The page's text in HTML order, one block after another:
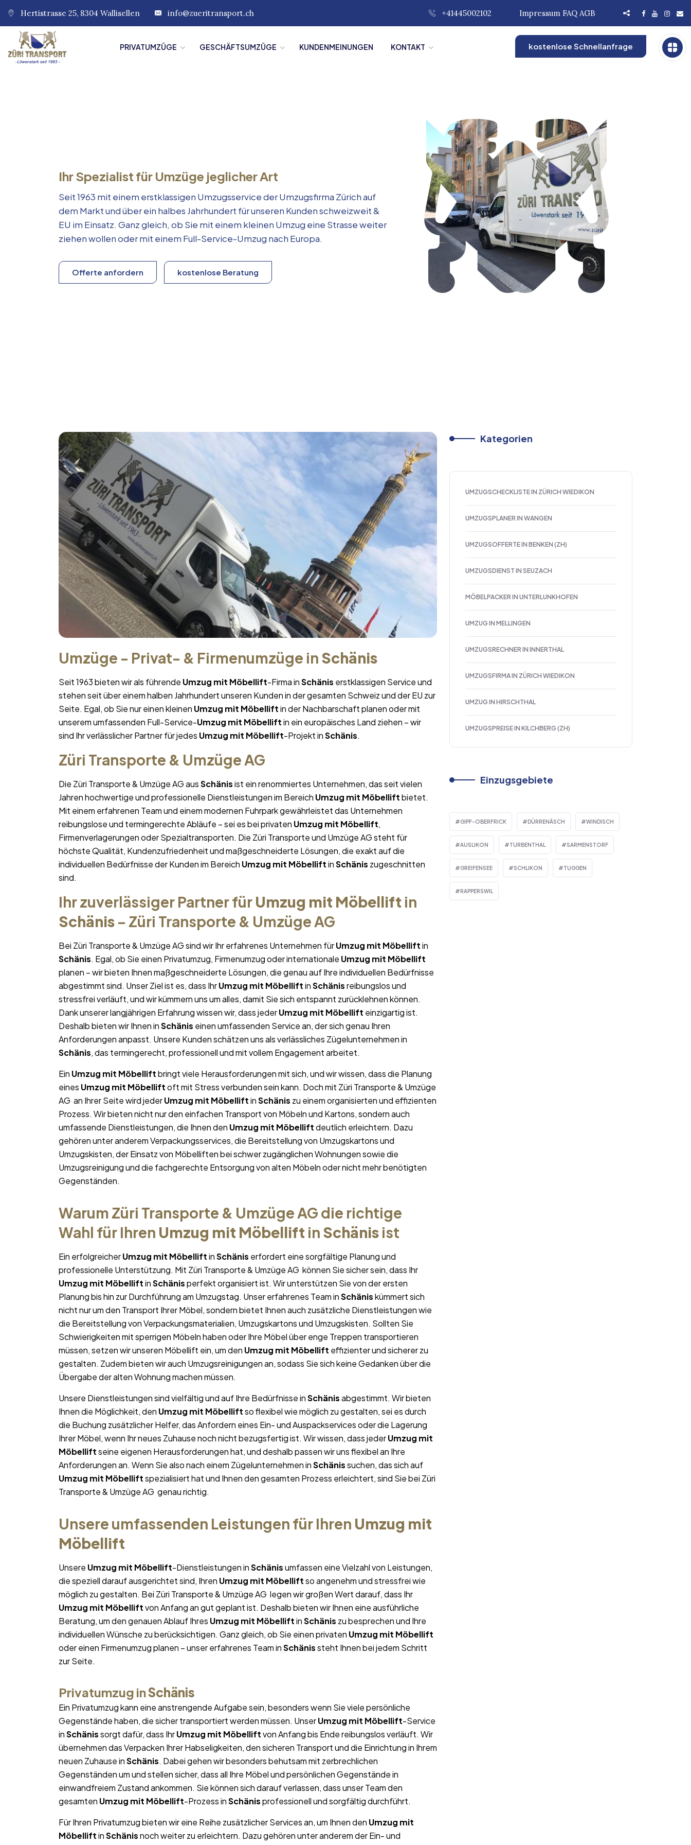
Hertistrasse 25, 8304 Wallisellen info@zueritransport.ch +41445002102 Impressum FAQ AGB
PRIVATUMZÜGE GESCHÄFTSUMZÜGE KUNDENMEINUNGEN KONTAKT kostenlose Schnellanfrage
Ihr Spezialist für Umzüge jeglicher Art
Seit 1963 mit einem erstklassigen Umzugsservice der Umzugsfirma Zürich auf
dem Markt und über ein halbes Jahrhundert für unseren Kunden schweizweit &
EU im Einsatz. Ganz gleich, ob Sie mit einem kleinen Umzug eine Strasse weiter
ziehen wollen oder mit einem Full-Service-Umzug nach Europa.
Offerte anfordern kostenlose Beratung
Umzüge - Privat- & Firmenumzüge in Schänis
Seit 1963 bieten wir als führende Umzug mit Möbellift-Firma inSchänis erstklassigen Service und
stehen seit über einem halben Jahrhundert unseren Kunden in der gesamten Schweiz und der EU zur
Seite. Egal, ob Sie nur einen kleinen Umzug mit Möbelliftin der Nachbarschaft planen oder mit
unserem umfassenden Full-Service-Umzug mit Möbelliftin ein europäisches Land ziehen – wir
sind Ihr verlässlicher Partner für jedes Umzug mit Möbellift-Projekt inSchänis.
Züri Transporte & Umzüge AG
Die Züri Transporte & Umzüge AG ausSchänisist ein renommiertes Unternehmen, das seit vielen
Jahren hochwertige und professionelle Dienstleistungen im Bereich Umzug mit Möbelliftbietet.
Mit einem erfahrenen Team und einem modernen Fuhrpark gewährleistet das Unternehmen
reibungslose und termingerechte Abläufe – sei es bei privaten Umzug mit Möbellift,
Firmenverlagerungen oder Spezialtransporten. Die Züri Transporte und Umzüge AG steht für
höchste Qualität, Kundenzufriedenheit und maßgeschneiderte Lösungen, die exakt auf die
individuellen Bedürfnisse der Kunden im Bereich Umzug mit MöbelliftinSchänis zugeschnitten
sind.
Ihr zuverlässiger Partner für Umzug mit Möbellift in
Schänis – Züri Transporte & Umzüge AG
Bei Züri Transporte & Umzüge AG sind wir Ihr erfahrenes Unternehmen fürUmzug mit Möbelliftin
Schänis. Egal, ob Sie einen Privatumzug, Firmenumzug oder internationale Umzug mit Möbellift
planen – wir bieten Ihnen maßgeschneiderte Lösungen, die genau auf Ihre individuellen Bedürfnisse
abgestimmt sind. Unser Ziel ist es, dass IhrUmzug mit MöbelliftinSchänisreibungslos und
stressfrei verläuft, und wir kümmern uns um alles, damit Sie sich entspannt zurücklehnen können.
Dank unserer langjährigen Erfahrung wissen wir, dass jederUmzug mit Möbellift einzigartig ist.
Deshalb bieten wir Ihnen inSchänis einen umfassenden Service an, der sich genau Ihren
Anforderungen anpasst. Unsere Kunden schätzen uns als verlässliches Zügelunternehmen in
Schänis, das termingerecht, professionell und mit vollem Engagement arbeitet.
Ein Umzug mit Möbelliftbringt viele Herausforderungen mit sich, und wir wissen, dass die Planung
eines Umzug mit Möbelliftoft mit Stress verbunden sein kann. Doch mit Züri Transporte & Umzüge
AG an Ihrer Seite wird jederUmzug mit MöbelliftinSchänis zu einem organisierten und effizienten
Prozess. Wir bieten nicht nur den einfachen Transport von Möbeln und Kartons, sondern auch
umfassende Dienstleistungen, die Ihnen den Umzug mit Möbelliftdeutlich erleichtern. Dazu
gehören unter anderem Verpackungsservices, die Bereitstellung von Umzugskartons und
Umzugskisten, der Einsatz von Möbelliften bei schwer zugänglichen Wohnungen sowie die
Umzugsreinigung und die fachgerechte Entsorgung von alten Möbeln oder nicht mehr benötigten
Gegenständen.
Warum Züri Transporte & Umzüge AG die richtige
Wahl für Ihren Umzug mit Möbellift in Schänis ist
Ein erfolgreicherUmzug mit MöbelliftinSchänis erfordert eine sorgfältige Planung und
professionelle Unterstützung. Mit Züri Transporte & Umzüge AG können Sie sicher sein, dass Ihr
Umzug mit MöbelliftinSchänisperfekt organisiert ist. Wir unterstützen Sie von der ersten
Planung bis hin zur Durchführung am Umzugstag. Unser erfahrenes Team inSchäniskümmert sich
nicht nur um den Transport Ihrer Möbel, sondern bietet Ihnen auch zusätzliche Dienstleistungen wie
die Bereitstellung von Verpackungsmaterialien, Umzugskartons und Umzugskisten. Sollten Sie
Schwierigkeiten mit sperrigen Möbeln haben oder Ihre Möbel über enge Treppen transportieren
müssen, setzen wir unseren Möbellift ein, um den Umzug mit Möbellift effizienter und sicherer zu
gestalten. Zudem bieten wir auch Umzugsreinigungen an, sodass Sie sich keine Gedanken über die
Übergabe der alten Wohnung machen müssen.
Unsere Dienstleistungen sind vielfältig und auf Ihre Bedürfnisse inSchänisabgestimmt. Wir bieten
Ihnen die Möglichkeit, den Umzug mit Möbelliftso flexibel wie möglich zu gestalten, sei es durch
die Buchung zusätzlicher Helfer, das Anfordern eines Ein- und Auspackservices oder die Lagerung
Ihrer Möbel, wenn Ihr neues Zuhause noch nicht bezugsfertig ist. Wir wissen, dass jederUmzug mit
Möbelliftseine eigenen Herausforderungen hat, und deshalb passen wir uns flexibel an Ihre
Anforderungen an. Wenn Sie also nach einem Zügelunternehmen inSchänissuchen, das sich auf
Umzug mit Möbelliftspezialisiert hat und Ihnen den gesamten Prozess erleichtert, sind Sie bei Züri
Transporte & Umzüge AG genau richtig.
Unsere umfassenden Leistungen für Ihren Umzug mit
Möbellift
Unsere Umzug mit Möbellift-Dienstleistungen inSchänisumfassen eine Vielzahl von Leistungen,
die speziell darauf ausgerichtet sind, Ihren Umzug mit Möbelliftso angenehm und stressfrei wie
möglich zu gestalten. Bei Züri Transporte & Umzüge AG legen wir großen Wert darauf, dass Ihr
Umzug mit Möbelliftvon Anfang an gut geplant ist. Deshalb bieten wir Ihnen eine ausführliche
Beratung, um den genauen Ablauf Ihres Umzug mit MöbelliftinSchänis zu besprechen und Ihre
individuellen Wünsche zu berücksichtigen. Ganz gleich, ob Sie einen privaten Umzug mit Möbellift
oder einen Firmenumzug planen – unser erfahrenes Team inSchänissteht Ihnen bei jedem Schritt
zur Seite.
Privatumzug inSchänis
Ein Privatumzug kann eine anstrengende Aufgabe sein, besonders wenn Sie viele persönliche
Gegenstände haben, die sicher transportiert werden müssen. UnserUmzug mit Möbellift-Service
inSchänissorgt dafür, dass IhrUmzug mit Möbelliftvon Anfang bis Ende reibungslos verläuft. Wir
übernehmen das Verpacken Ihrer Habseligkeiten, den sicheren Transport und die Einrichtung in Ihrem
neuen Zuhause inSchänis. Dabei gehen wir besonders behutsam mit zerbrechlichen
Gegenständen um und stellen sicher, dass all Ihre Möbel und persönlichen Gegenstände in
einwandfreiem Zustand ankommen. Sie können sich darauf verlassen, dass unser Team den
gesamten Umzug mit Möbellift-Prozess inSchänisprofessionell und sorgfältig durchführt.
Für Ihren Privatumzug bieten wir eine Reihe zusätzlicher Services an, um Ihnen den Umzug mit
MöbelliftinSchänisnoch weiter zu erleichtern. Dazu gehören unter anderem der Ein- und
Kategorien
UMZUGSCHECKLISTE IN ZÜRICH WIEDIKON
UMZUGSPLANER IN WANGEN
UMZUGSOFFERTE IN BENKEN (ZH)
UMZUGSDIENST IN SEUZACH
MÖBELPACKER IN UNTERLUNKHOFEN
UMZUG IN MELLINGEN
UMZUGSRECHNER IN INNERTHAL
UMZUGSFIRMA IN ZÜRICH WIEDIKON
UMZUG IN HIRSCHTHAL
UMZUGSPREISE IN KILCHBERG (ZH)
Einzugsgebiete
GIPF-OBERFRICK DÜRRENÄSCH WINDISCH
AUSLIKON TURBENTHAL SARMENSTORF
GREIFENSEE SCHLIKON TUGGEN
RAPPERSWIL